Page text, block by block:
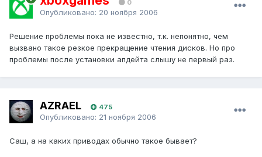
0
Опубликовано: 20 ноября 2006
Решение проблемы пока не известно, т.к. непонятно, чем
вызвано такое резкое прекращение чтения дисков. Но про
проблемы после установки апдейта слышу не первый раз.
AZRAEL 475
Опубликовано: 21 ноября 2006
Саш, а на каких приводах обычно такое бывает?